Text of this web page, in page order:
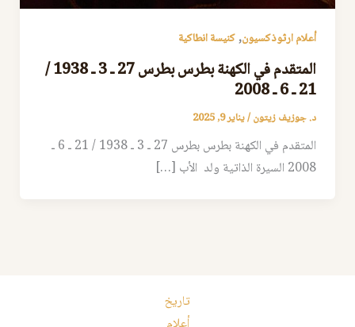
أعلام ارثوذكسيون,كنيسة انطاكية
المتقدم في الكهنة بطرس بطرس 27 ـ 3 ـ 1938 /
21 ـ 6 ـ 2008
د. جوزيف زيتون/يناير 9, 2025
المتقدم في الكهنة بطرس بطرس 27 ـ 3 ـ 1938 / 21 ـ 6 ـ
2008 السيرة الذاتية ولد الأب […]
تاريخ